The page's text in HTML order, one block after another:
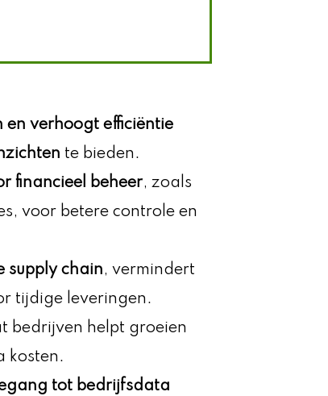
en verhoogt efficiëntie
te bieden.
financieel beheer, zoals
voor betere controle en
supply chain, vermindert
tijdige leveringen.
bedrijven helpt groeien
kosten.
tot bedrijfsdata